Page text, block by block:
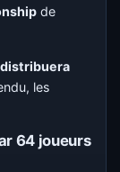
de
distribuera
les
64 joueurs